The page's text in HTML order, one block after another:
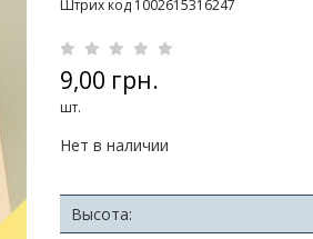
Штрих код 1002615316247
9,00 грн.
шт.
Нет в наличии
Высота: